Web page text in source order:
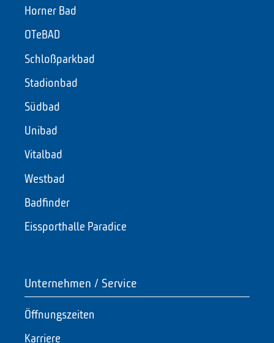
Horner Bad
OTeBAD
Schloßparkbad
Stadionbad
Südbad
Unibad
Vitalbad
Westbad
Badfinder
Eissporthalle Paradice
Unternehmen / Service
Öffnungszeiten
Karriere